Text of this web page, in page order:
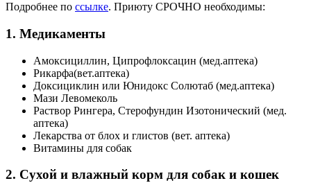
Подробнее по ссылке. Приюту СРОЧНО необходимы:
1. Медикаменты
Амоксициллин, Ципрофлоксацин (мед.аптека)
Рикарфа(вет.аптека)
Доксициклин или Юнидокс Солютаб (мед.аптека)
Мази Левомеколь
Раствор Рингера, Стерофундин Изотонический (мед.
аптека)
Лекарства от блох и глистов (вет. аптека)
Витамины для собак
2. Сухой и влажный корм для собак и кошек